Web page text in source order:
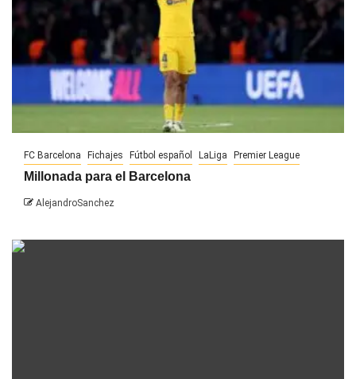
FC Barcelona Fichajes Fútbol español LaLiga Premier League
Millonada para el Barcelona
AlejandroSanchez